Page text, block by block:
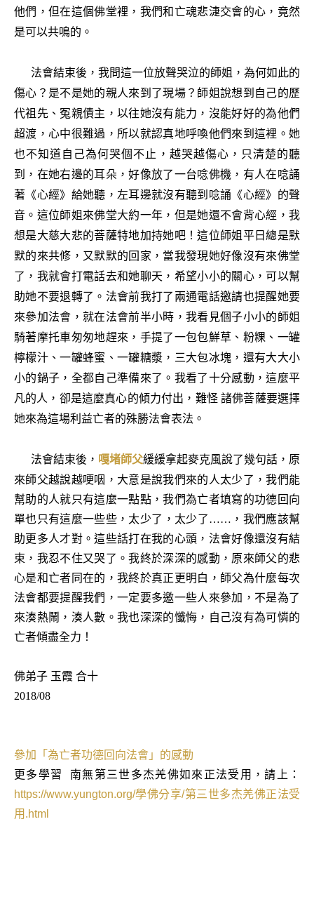
他們，但在這個佛堂裡，我們和亡魂悲𣶏交會的心，竟然
是可以共鳴的。
法會結束後，我問這一位放聲哭泣的師姐，為何如此的
傷心？是不是她的親人來到了現場？師姐說想到自己的歷
代祖先、冤親債主，以往她沒有能力，沒能好好的為他們
超渡，心中很難過，所以就認真地呼喚他們來到這裡。她
也不知道自己為何哭個不止，越哭越傷心，只清楚的聽
到，在她右邊的耳朵，好像放了一台唸佛機，有人在唸誦
著《心經》給她聽，左耳邊就沒有聽到唸誦《心經》的聲
音。這位師姐來佛堂大約一年，但是她還不會背心經，我
想是大慈大悲的菩薩特地加持她吧！這位師姐平日總是默
默的來共修，又默默的回家，當我發現她好像沒有來佛堂
了，我就會打電話去和她聊天，希望小小的關心，可以幫
助她不要退轉了。法會前我打了兩通電話邀請也提醒她要
來參加法會，就在法會前半小時，我看見個子小小的師姐
騎著摩托車匆匆地趕來，手提了一包包鮮草、粉粿、一罐
檸檬汁、一罐蜂蜜、一罐糖漿，三大包冰塊，還有大大小
小的鍋子，全都自己準備來了。我看了十分感動，這麼平
凡的人，卻是這麼真心的傾力付出，難怪 諸佛菩薩要選擇
她來為這場利益亡者的殊勝法會表法。
法會結束後， 嘎堵師父緩緩拿起麥克風說了幾句話，原
來師父越說越哽咽，大意是說我們來的人太少了，我們能
幫助的人就只有這麼一點點，我們為亡者填寫的功德回向
單也只有這麼一些些，太少了，太少了……，我們應該幫
助更多人才對。這些話打在我的心頭，法會好像還沒有結
束，我忍不住又哭了。我終於深深的感動，原來師父的悲
心是和亡者同在的，我終於真正更明白，師父為什麼每次
法會都要提醒我們，一定要多邀一些人來參加，不是為了
來湊熱鬧，湊人數。我也深深的懺悔，自己沒有為可憐的
亡者傾盡全力！
佛弟子 玉霞 合十
2018/08
參加「為亡者功德回向法會」的感動
更多學習
南無第三世多杰羌佛如來正法受用，請上：
https://www.yungton.org/學佛分享/第三世多杰羌佛正法受
用 .html